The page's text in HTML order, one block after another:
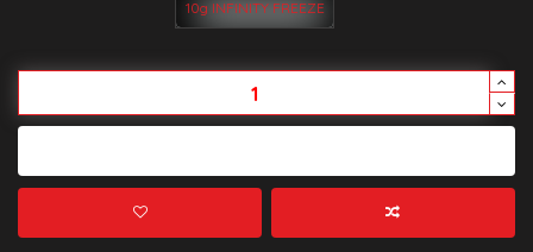
10g INFINITY FREEZE